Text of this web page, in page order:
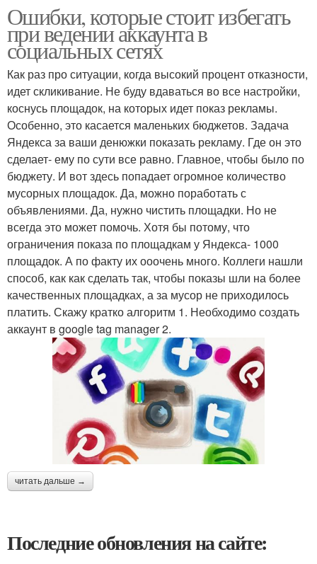
Ошибки, которые стоит избегать
при ведении аккаунта в
социальных сетях
Как раз про ситуации, когда высокий процент отказности,
идет скликивание. Не буду вдаваться во все настройки,
коснусь площадок, на которых идет показ рекламы.
Особенно, это касается маленьких бюджетов. Задача
Яндекса за ваши денюжки показать рекламу. Где он это
сделает- ему по сути все равно. Главное, чтобы было по
бюджету. И вот здесь попадает огромное количество
мусорных площадок. Да, можно поработать с
объявлениями. Да, нужно чистить площадки. Но не
всегда это может помочь. Хотя бы потому, что
ограничения показа по площадкам у Яндекса- 1000
площадок. А по факту их ооочень много. Коллеги нашли
способ, как как сделать так, чтобы показы шли на более
качественных площадках, а за мусор не приходилось
платить. Скажу кратко алгоритм 1. Необходимо создать
аккаунт в google tag manager 2.
читать дальше →
Последние обновления на сайте: